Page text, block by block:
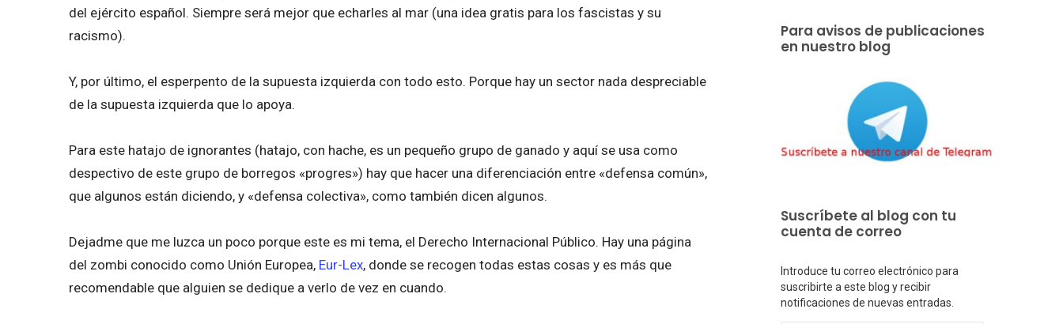
del ejército español. Siempre será mejor que echarles al mar (una idea gratis para los fascistas y su
racismo).
Y, por último, el esperpento de la supuesta izquierda con todo esto. Porque hay un sector nada despreciable
de la supuesta izquierda que lo apoya.
Para este hatajo de ignorantes (hatajo, con hache, es un pequeño grupo de ganado y aquí se usa como
despectivo de este grupo de borregos «progres») hay que hacer una diferenciación entre «defensa común»,
que algunos están diciendo, y «defensa colectiva», como también dicen algunos.
Dejadme que me luzca un poco porque este es mi tema, el Derecho Internacional Público. Hay una página
del zombi conocido como Unión Europea, Eur-Lex, donde se recogen todas estas cosas y es más que
recomendable que alguien se dedique a verlo de vez en cuando.
Para avisos de publicaciones
en nuestro blog
Suscríbete al blog con tu
cuenta de correo
Introduce tu correo electrónico para
suscribirte a este blog y recibir
notificaciones de nuevas entradas.